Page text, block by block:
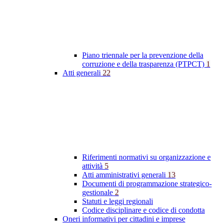
Piano triennale per la prevenzione della
corruzione e della trasparenza (PTPCT) 1
Atti generali 22
Riferimenti normativi su organizzazione e
attività 5
Atti amministrativi generali 13
Documenti di programmazione strategico-
gestionale 2
Statuti e leggi regionali
Codice disciplinare e codice di condotta
Oneri informativi per cittadini e imprese